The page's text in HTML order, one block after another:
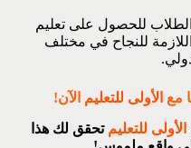
للحصول على تعليم
للنجاح في مختلف
مع الأولى للتعليم الآن!
الأولى للتعليم تحقق لك هذا